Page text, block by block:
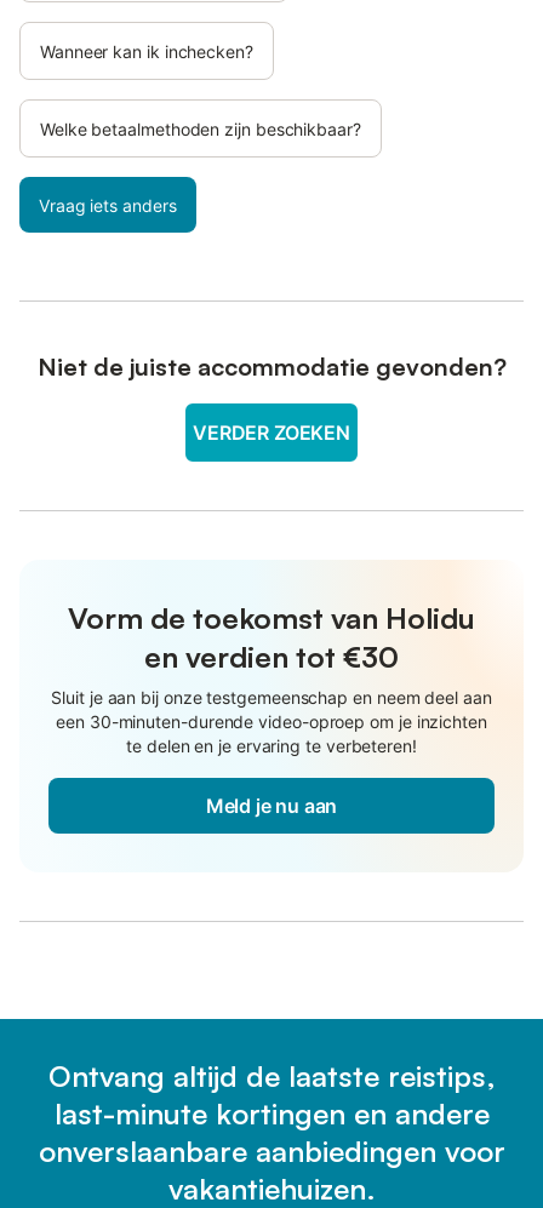
Wanneer kan ik inchecken?
Welke betaalmethoden zijn beschikbaar?
Vraag iets anders
Niet de juiste accommodatie gevonden?
VERDER ZOEKEN
Vorm de toekomst van Holidu
en verdien tot €30
Sluit je aan bij onze testgemeenschap en neem deel aan
een 30-minuten-durende video-oproep om je inzichten
te delen en je ervaring te verbeteren!
Meld je nu aan
Ontvang altijd de laatste reistips,
last-minute kortingen en andere
onverslaanbare aanbiedingen voor
vakantiehuizen.